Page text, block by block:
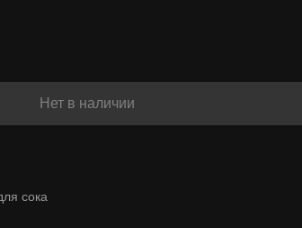
Нет в наличии
сока